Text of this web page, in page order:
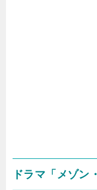
ドラマ「メゾン